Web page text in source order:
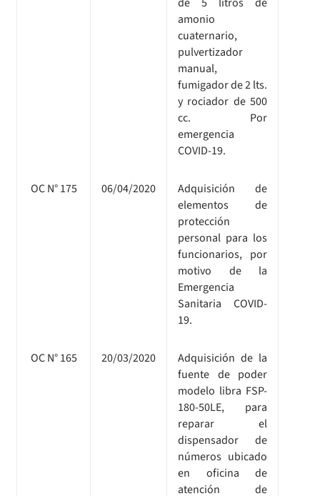
amonio
cuaternario,
pulvertizador
manual,
fumigador de 2 lts.
y rociador de 500
cc. Por
emergencia
COVID-19.
OC N° 175 06/04/2020
Adquisición de
elementos de
protección
personal para los
funcionarios, por
motivo de la
Emergencia
Sanitaria COVID-
19.
OC N° 165 20/03/2020
Adquisición de la
fuente de poder
modelo libra FSP-
180-50LE, para
reparar el
dispensador de
números ubicado
en oficina de
atención de